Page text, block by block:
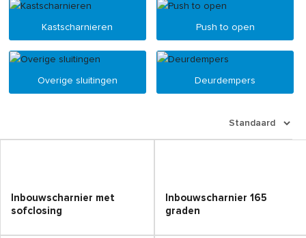
Kastscharnieren Push to open
Overige sluitingen Deurdempers
Inbouwscharnier met
sofclosing
Inbouwscharnier 165
graden